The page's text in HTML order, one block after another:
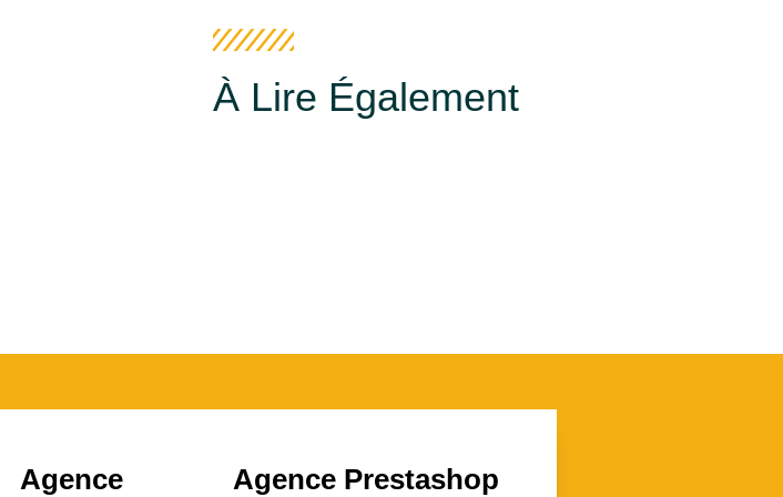
À Lire Également
Agence
Agence Prestashop